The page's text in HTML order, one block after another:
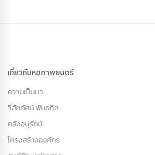
เกี่ยวกับหอภาพยนตร์
ความเป็นมา
วิสัยทัศน์ พันธกิจ
คลังอนุรักษ์
โครงสร้างองค์กร